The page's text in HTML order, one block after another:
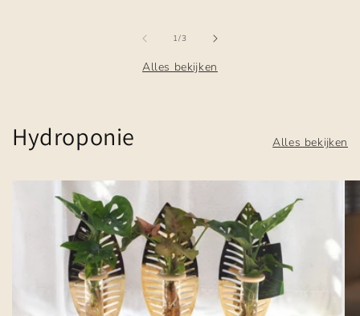
1/van
3
Alles bekijken
Hydroponie Alles bekijken